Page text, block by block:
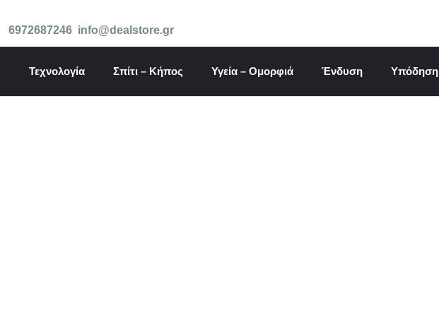
στο6972687246 info@dealstore.gr
Τεχνολογία Σπίτι – Κήπος Υγεία – Ομορφιά Ένδυση Υπόδηση